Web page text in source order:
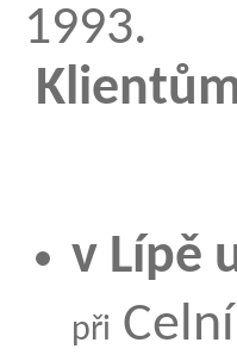
v Lípě
při